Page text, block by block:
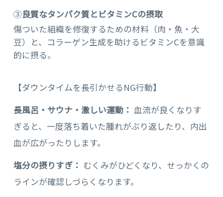
③良質なタンパク質とビタミンCの摂取
傷ついた組織を修復するための材料（肉・魚・大
豆）と、コラーゲン生成を助けるビタミンCを意識
的に摂る。
【ダウンタイムを長引かせるNG行動】
長風呂・サウナ・激しい運動： 血流が良くなりす
ぎると、一度落ち着いた腫れがぶり返したり、内出
血が広がったりします。
塩分の摂りすぎ： むくみがひどくなり、せっかくの
ラインが確認しづらくなります。